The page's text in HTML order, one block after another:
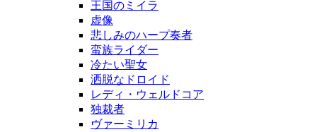
王国のミイラ
虚像
悲しみのハープ奏者
蛮族ライダー
冷たい聖女
洒脱なドロイド
レディ・ウェルドコア
独裁者
ヴァーミリカ